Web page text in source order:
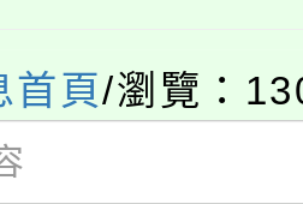
27日，桃園電
園市運動會8/
首頁/瀏覽：